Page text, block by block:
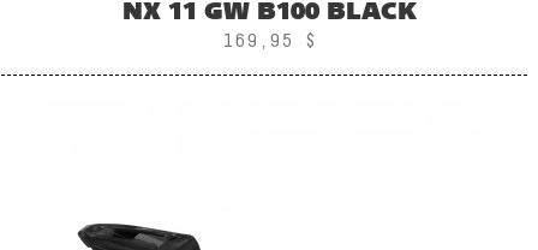
NX 11 GW B100 BLACK
169,95 $